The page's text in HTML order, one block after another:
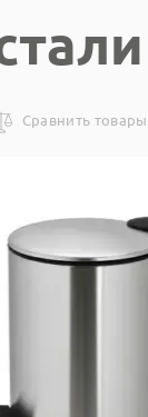
Сравнить товары